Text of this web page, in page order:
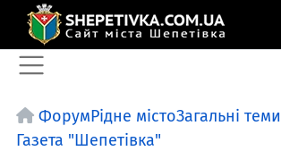
ФорумРідне містоЗагальні теми
Газета "Шепетівка"